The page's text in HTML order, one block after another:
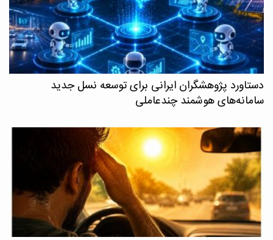
دستاورد پژوهشگران ایرانی برای توسعه نسل جدید
سامانه‌های هوشمند چندعاملی